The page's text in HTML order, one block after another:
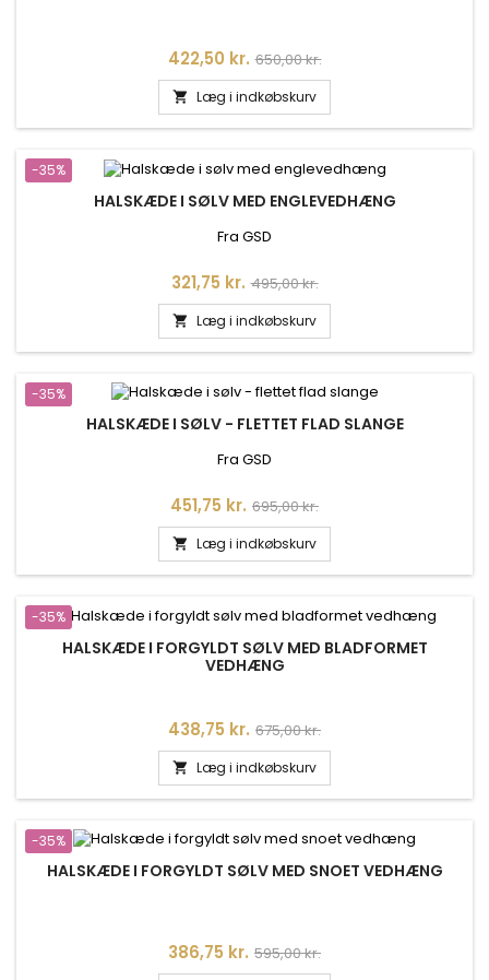
Pris
422,50 kr. Normalpris
650,00 kr.
 Læg i indkøbskurv
-35%
HALSKÆDE I SØLV MED ENGLEVEDHÆNG
Fra GSD
Pris
321,75 kr. Normalpris
495,00 kr.
 Læg i indkøbskurv
-35%
HALSKÆDE I SØLV - FLETTET FLAD SLANGE
Fra GSD
Pris
451,75 kr. Normalpris
695,00 kr.
 Læg i indkøbskurv
-35%
HALSKÆDE I FORGYLDT SØLV MED BLADFORMET
VEDHÆNG
Pris
438,75 kr. Normalpris
675,00 kr.
 Læg i indkøbskurv
-35%
HALSKÆDE I FORGYLDT SØLV MED SNOET VEDHÆNG
Pris
386,75 kr. Normalpris
595,00 kr.